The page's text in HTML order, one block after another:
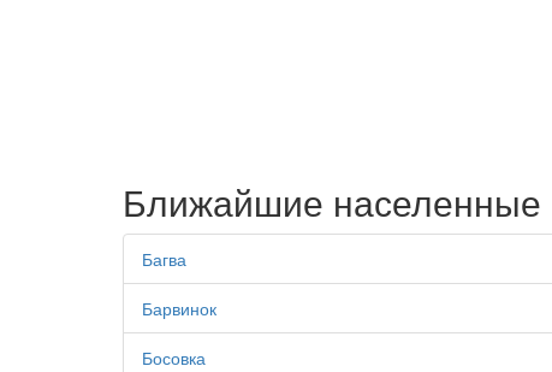
Ближайшие населенные
Багва
Барвинок
Босовка